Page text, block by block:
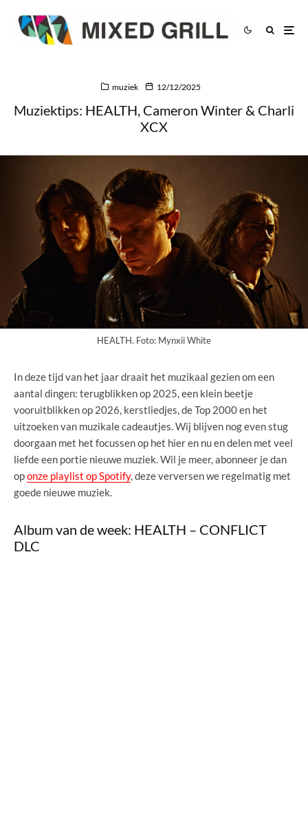
muziek 12/12/2025
Muziektips: HEALTH, Cameron Winter & Charli
XCX
HEALTH. Foto: Mynxii White
In deze tijd van het jaar draait het muzikaal gezien om een
aantal dingen: terugblikken op 2025, een klein beetje
vooruitblikken op 2026, kerstliedjes, de Top 2000 en het
uitzoeken van muzikale cadeautjes. Wij blijven nog even stug
doorgaan met het focussen op het hier en nu en delen met veel
liefde een portie nieuwe muziek. Wil je meer, abonneer je dan
oponze playlist op Spotify, deze verversen we regelmatig met
goede nieuwe muziek.
Album van de week: HEALTH – CONFLICT
DLC